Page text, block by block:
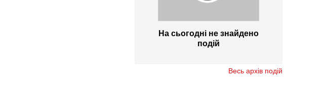
На сьогодні не знайдено
подій
Весь архів подій